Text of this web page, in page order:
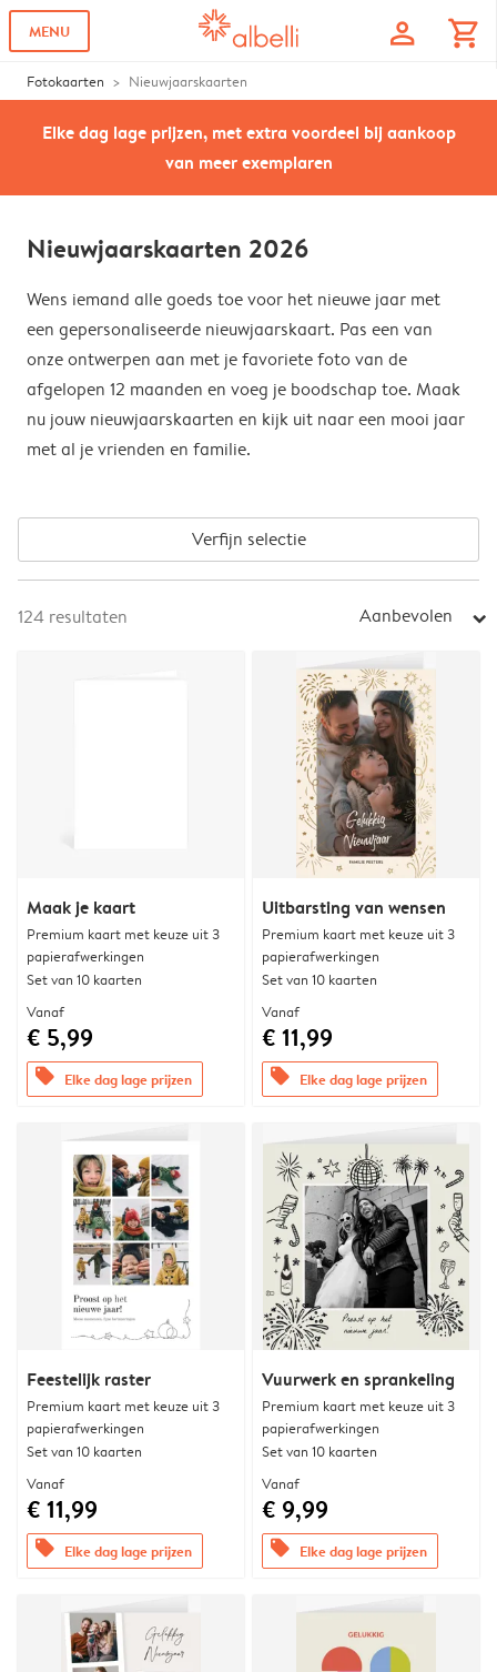
MENU profile shopping_cart
Fotokaarten Nieuwjaarskaarten
Elke dag lage prijzen, met extra voordeel bij aankoop
van meer exemplaren
Nieuwjaarskaarten 2026
Wens iemand alle goeds toe voor het nieuwe jaar met
een gepersonaliseerde nieuwjaarskaart. Pas een van
onze ontwerpen aan met je favoriete foto van de
afgelopen 12 maanden en voeg je boodschap toe. Maak
nu jouw nieuwjaarskaarten en kijk uit naar een mooi jaar
met al je vrienden en familie.
Verfijn selectie
124 resultaten Aanbevolen arrow_right
Maak je kaart
Premium kaart met keuze uit 3
papierafwerkingen
Set van 10 kaarten
Vanaf
€ 5,99
offers Elke dag lage prijzen
Uitbarsting van wensen
Premium kaart met keuze uit 3
papierafwerkingen
Set van 10 kaarten
Vanaf
€ 11,99
offers Elke dag lage prijzen
Feestelijk raster
Premium kaart met keuze uit 3
papierafwerkingen
Set van 10 kaarten
Vanaf
€ 11,99
offers Elke dag lage prijzen
Vuurwerk en sprankeling
Premium kaart met keuze uit 3
papierafwerkingen
Set van 10 kaarten
Vanaf
€ 9,99
offers Elke dag lage prijzen